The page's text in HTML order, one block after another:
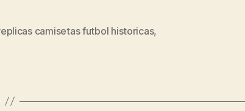
camisetas futbol historicas,